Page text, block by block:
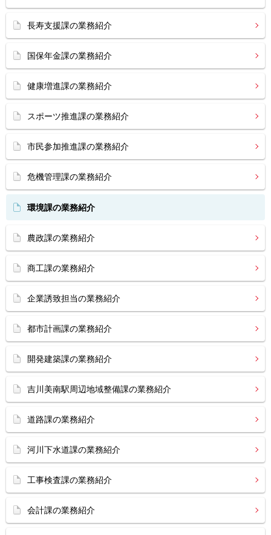
長寿支援課の業務紹介
国保年金課の業務紹介
健康増進課の業務紹介
スポーツ推進課の業務紹介
市民参加推進課の業務紹介
危機管理課の業務紹介
環境課の業務紹介
農政課の業務紹介
商工課の業務紹介
企業誘致担当の業務紹介
都市計画課の業務紹介
開発建築課の業務紹介
吉川美南駅周辺地域整備課の業務紹介
道路課の業務紹介
河川下水道課の業務紹介
工事検査課の業務紹介
会計課の業務紹介